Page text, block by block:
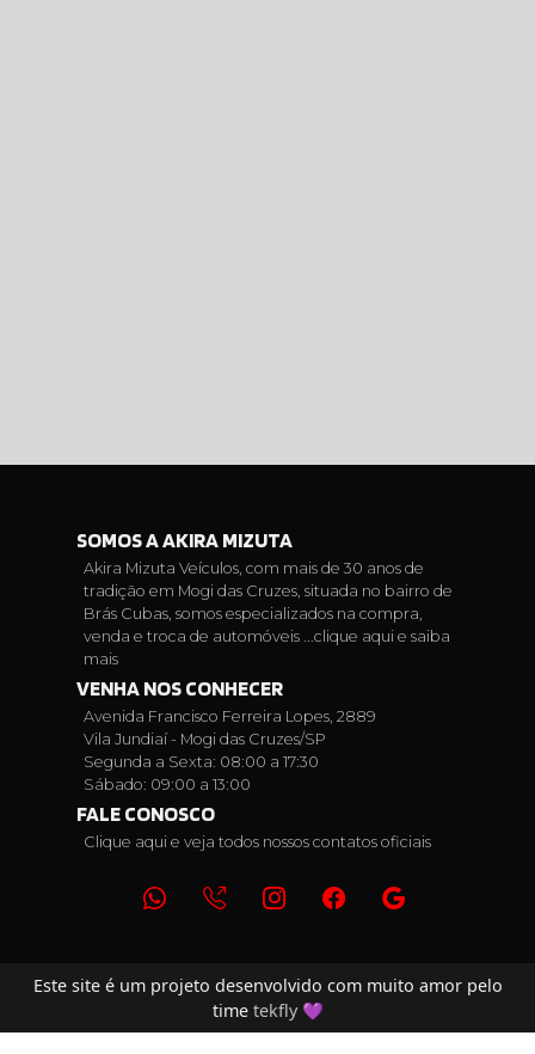
SOMOS A AKIRA MIZUTA
Akira Mizuta Veículos, com mais de 30 anos de
tradição em Mogi das Cruzes, situada no bairro de
Brás Cubas, somos especializados na compra,
venda e troca de automóveis ... clique aqui e saiba
mais
VENHA NOS CONHECER
Avenida Francisco Ferreira Lopes, 2889
Vila Jundiaí - Mogi das Cruzes/SP
Segunda a Sexta: 08:00 a 17:30
Sábado: 09:00 a 13:00
FALE CONOSCO
Clique aqui e veja todos nossos contatos oficiais
Este site é um projeto desenvolvido com muito amor pelo
time tekfly💜